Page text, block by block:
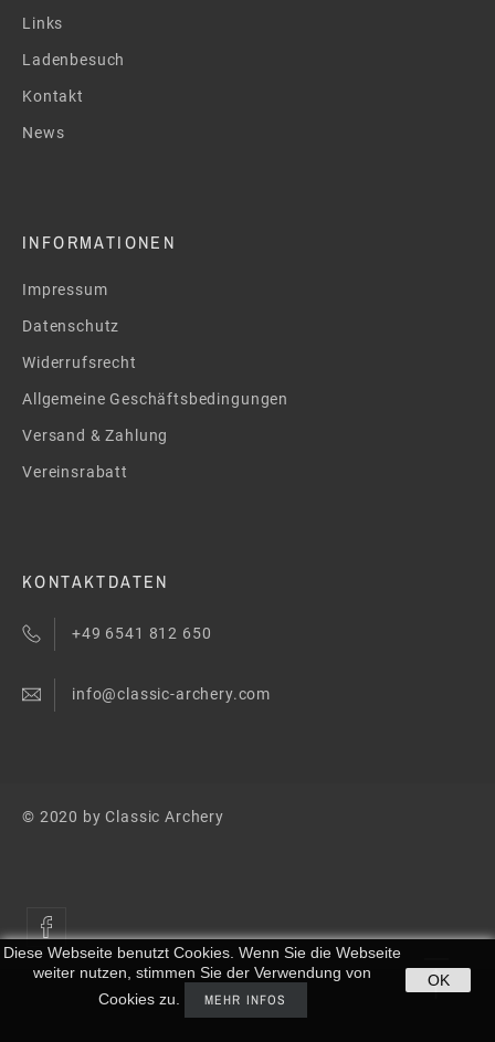
Diese Webseite benutzt Cookies. Wenn Sie die Webseite
weiter nutzen, stimmen Sie der Verwendung von
Cookies zu.
MEHR INFOS
OK
Links
Ladenbesuch
Kontakt
News
INFORMATIONEN
Impressum
Datenschutz
Widerrufsrecht
Allgemeine Geschäftsbedingungen
Versand & Zahlung
Vereinsrabatt
KONTAKTDATEN
+49 6541 812 650
info@classic-archery.com
© 2020 by Classic Archery